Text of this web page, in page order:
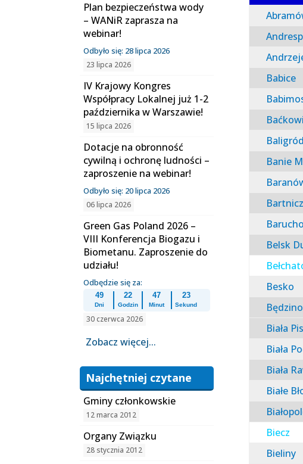
Babice
Baligród
Banie
Belsk
Besko
Będzino
Biała
Biała
Biała
Białe
Biecz
Bieliny
Plan bezpieczeństwa wody
– WANiR zaprasza na
webinar!
Odbyło się: 28 lipca 2026
23 lipca 2026
IV Krajowy Kongres
Współpracy Lokalnej już 1-2
października w Warszawie!
15 lipca 2026
Dotacje na obronność
cywilną i ochronę ludności –
zaproszenie na webinar!
Odbyło się: 20 lipca 2026
06 lipca 2026
Green Gas Poland 2026 –
VIII Konferencja Biogazu i
Biometanu. Zaproszenie do
udziału!
Odbędzie się za:
49
Dni
22
Godzin
47
Minut
22
Sekund
30 czerwca 2026
Zobacz więcej...
Najchętniej czytane
Gminy członkowskie
12 marca 2012
Organy Związku
28 stycznia 2012